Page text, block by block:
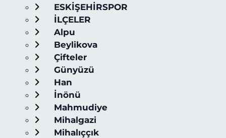
ESKİŞEHİRSPOR
İLÇELER
Alpu
Beylikova
Çifteler
Günyüzü
Han
İnönü
Mahmudiye
Mihalgazi
Mihalıççık